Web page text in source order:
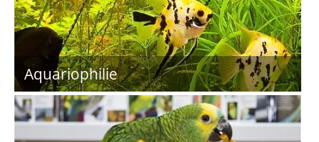
Aquariophilie